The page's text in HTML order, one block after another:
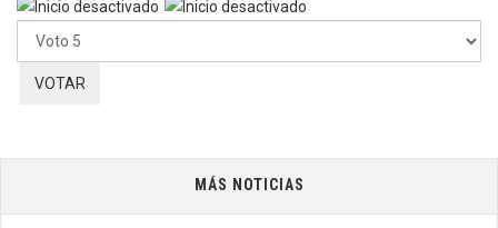
vote
MÁS NOTICIAS